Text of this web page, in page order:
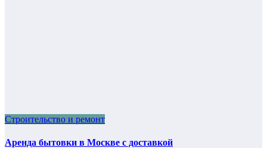
Строительство и ремонт
Аренда бытовки в Москве с доставкой